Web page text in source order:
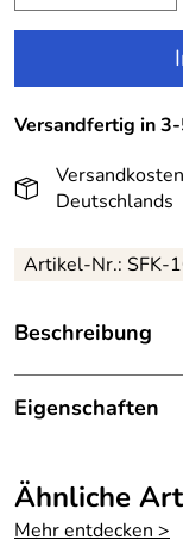
Versandfertig in
Deutschlands
Artikel-Nr.: SFK-
Beschreibung
Souza Mädchen
blau:
ärmellosem
Das Oberteil ist
Eigenschaften
Farbe:
Blau
Ähnliche
Mehr entdecken >